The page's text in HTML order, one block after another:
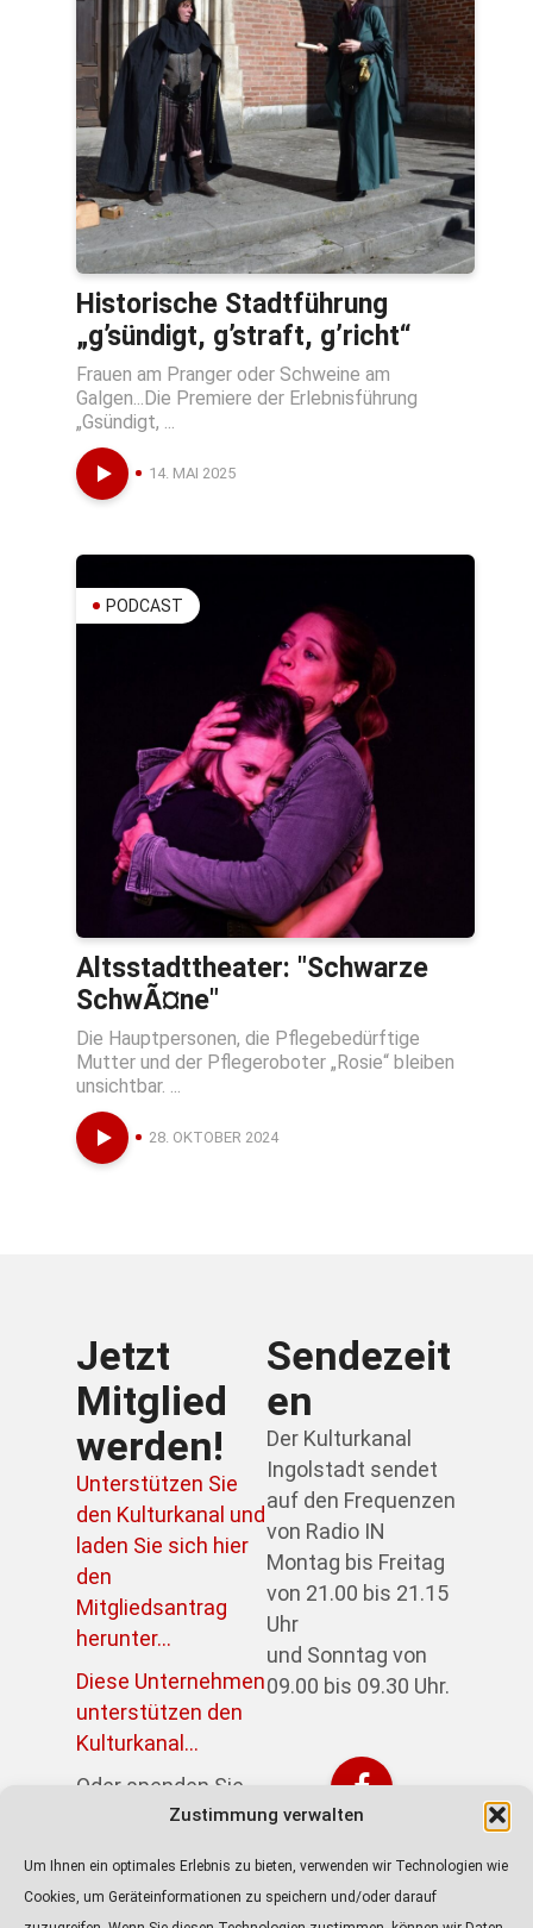
Zustimmung verwalten
Um Ihnen ein optimales Erlebnis zu bieten, verwenden wir Technologien wie
Cookies, um Geräteinformationen zu speichern und/oder darauf
Historische Stadtführung
„g’sündigt, g’straft, g’richt“
Frauen am Pranger oder Schweine am
Galgen...Die Premiere der Erlebnisführung
„Gsündigt, ...
14. MAI 2025
PODCAST
Altsstadttheater: "Schwarze
SchwÃ¤ne"
Die Hauptpersonen, die Pflegebedürftige
Mutter und der Pflegeroboter „Rosie“ bleiben
unsichtbar. ...
28. OKTOBER 2024
Jetzt
Mitglied
werden!
Unterstützen Sie
den Kulturkanal und
laden Sie sich hier
den
Mitgliedsantrag
herunter...
Diese Unternehmen
unterstützen den
Kulturkanal...
Oder spenden Sie
direkt über PayPal:
Achtung! Der Link
führt zur externen
Sendezeit
en
Der Kulturkanal
Ingolstadt sendet
auf den Frequenzen
von Radio IN
Montag bis Freitag
von 21.00 bis 21.15
Uhr
und Sonntag von
09.00 bis 09.30 Uhr.